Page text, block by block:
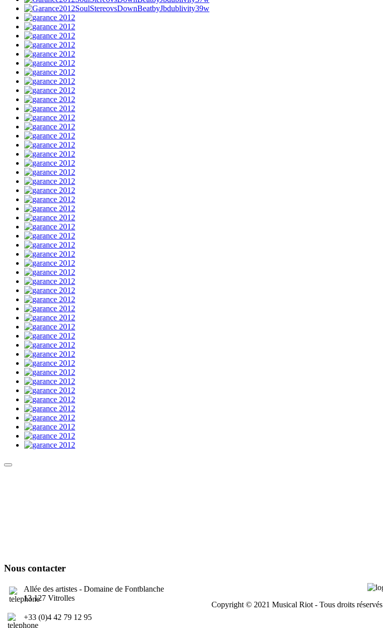
Nous contacter
Allée des artistes - Domaine de Fontblanche
13 127 Vitrolles
+33 (0)4 42 79 12 95
Copyright © 2021 Musical Riot - Tous droits réservés